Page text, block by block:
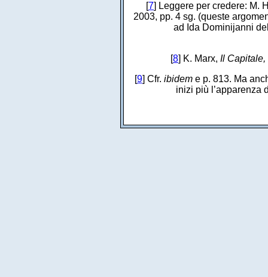
[7] Leggere per credere: M.
2003, pp. 4 sg. (queste
ad Ida Dominijanni
[8] K. Marx, Il Capitale,
[9] Cfr. ibidem e p. 813. Ma
inizi più l’apparenza